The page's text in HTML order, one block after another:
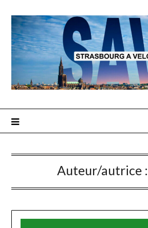
content
Auteur/autrice :